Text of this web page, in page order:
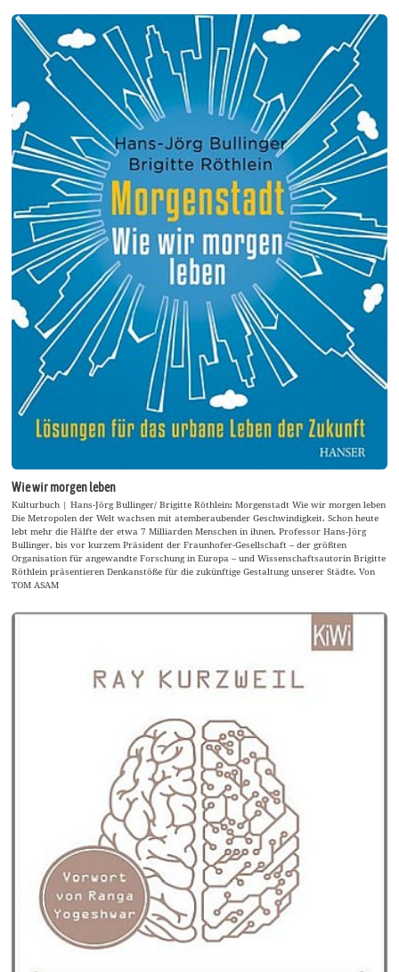
Wie wir morgen leben
Kulturbuch | Hans-Jörg Bullinger/ Brigitte Röthlein: Morgenstadt Wie wir morgen leben
Die Metropolen der Welt wachsen mit atemberaubender Geschwindigkeit. Schon heute
lebt mehr die Hälfte der etwa 7 Milliarden Menschen in ihnen. Professor Hans-Jörg
Bullinger, bis vor kurzem Präsident der Fraunhofer-Gesellschaft – der größten
Organisation für angewandte Forschung in Europa – und Wissenschaftsautorin Brigitte
Röthlein präsentieren Denkanstöße für die zukünftige Gestaltung unserer Städte. Von
TOM ASAM